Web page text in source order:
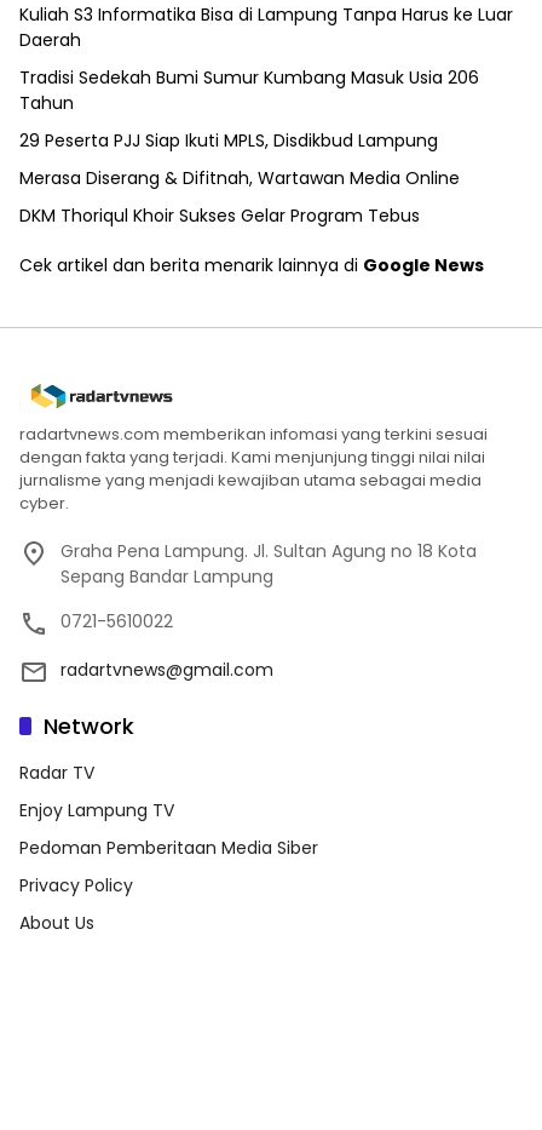
Kuliah S3 Informatika Bisa di Lampung Tanpa Harus ke Luar
Daerah
Tradisi Sedekah Bumi Sumur Kumbang Masuk Usia 206
Tahun
29 Peserta PJJ Siap Ikuti MPLS, Disdikbud Lampung
Merasa Diserang & Difitnah, Wartawan Media Online
DKM Thoriqul Khoir Sukses Gelar Program Tebus
Cek artikel dan berita menarik lainnya di Google News
radartvnews.com memberikan infomasi yang terkini sesuai
dengan fakta yang terjadi. Kami menjunjung tinggi nilai nilai
jurnalisme yang menjadi kewajiban utama sebagai media
cyber.
Graha Pena Lampung. Jl. Sultan Agung no 18 Kota
Sepang Bandar Lampung
0721-5610022
radartvnews@gmail.com
Network
Radar TV
Enjoy Lampung TV
Pedoman Pemberitaan Media Siber
Privacy Policy
About Us